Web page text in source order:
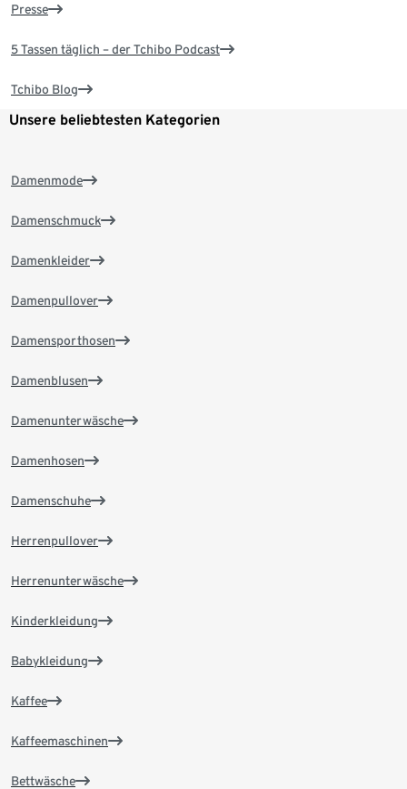
Presse
5 Tassen täglich – der Tchibo Podcast
Tchibo Blog
Unsere beliebtesten Kategorien
Damenmode
Damenschmuck
Damenkleider
Damenpullover
Damensporthosen
Damenblusen
Damenunterwäsche
Damenhosen
Damenschuhe
Herrenpullover
Herrenunterwäsche
Kinderkleidung
Babykleidung
Kaffee
Kaffeemaschinen
Bettwäsche